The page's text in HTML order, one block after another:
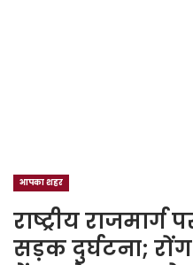
आपका शहर
राष्ट्रीय राजमार्ग
सड़क दुर्घटना;